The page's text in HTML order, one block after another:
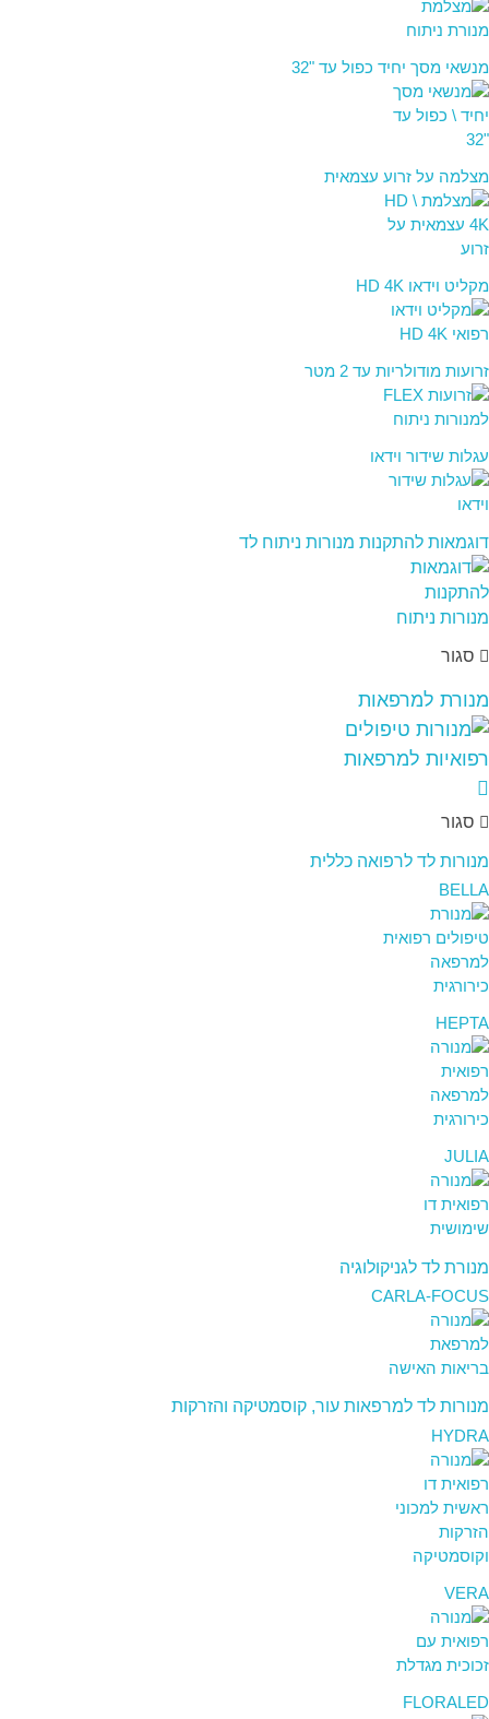
מנשאי מסך יחיד כפול עד "32
מצלמה על זרוע עצמאית
מקליט וידאו HD 4K
זרועות מודולריות עד 2 מטר
עגלות שידור וידאו
דוגמאות להתקנות מנורות ניתוח לד
סגור
מנורת למרפאות
סגור
מנורות לד לרפואה כללית
BELLA
HEPTA
JULIA
מנורת לד לגניקולוגיה
CARLA-FOCUS
מנורות לד למרפאות עור, קוסמטיקה והזרקות
HYDRA
VERA
FLORALED